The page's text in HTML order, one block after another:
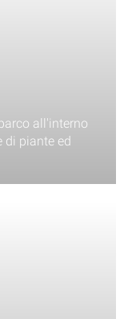
all'interno
di piante ed